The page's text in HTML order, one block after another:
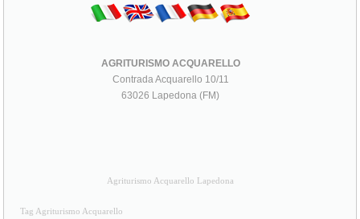
AGRITURISMO ACQUARELLO
Contrada Acquarello 10/11
63026 Lapedona (FM)
Agriturismo Acquarello Lapedona
Tag Agriturismo Acquarello